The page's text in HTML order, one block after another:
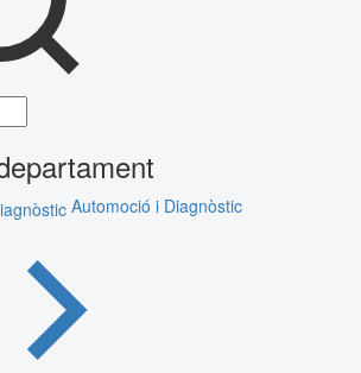
Automoció i Diagnòstic